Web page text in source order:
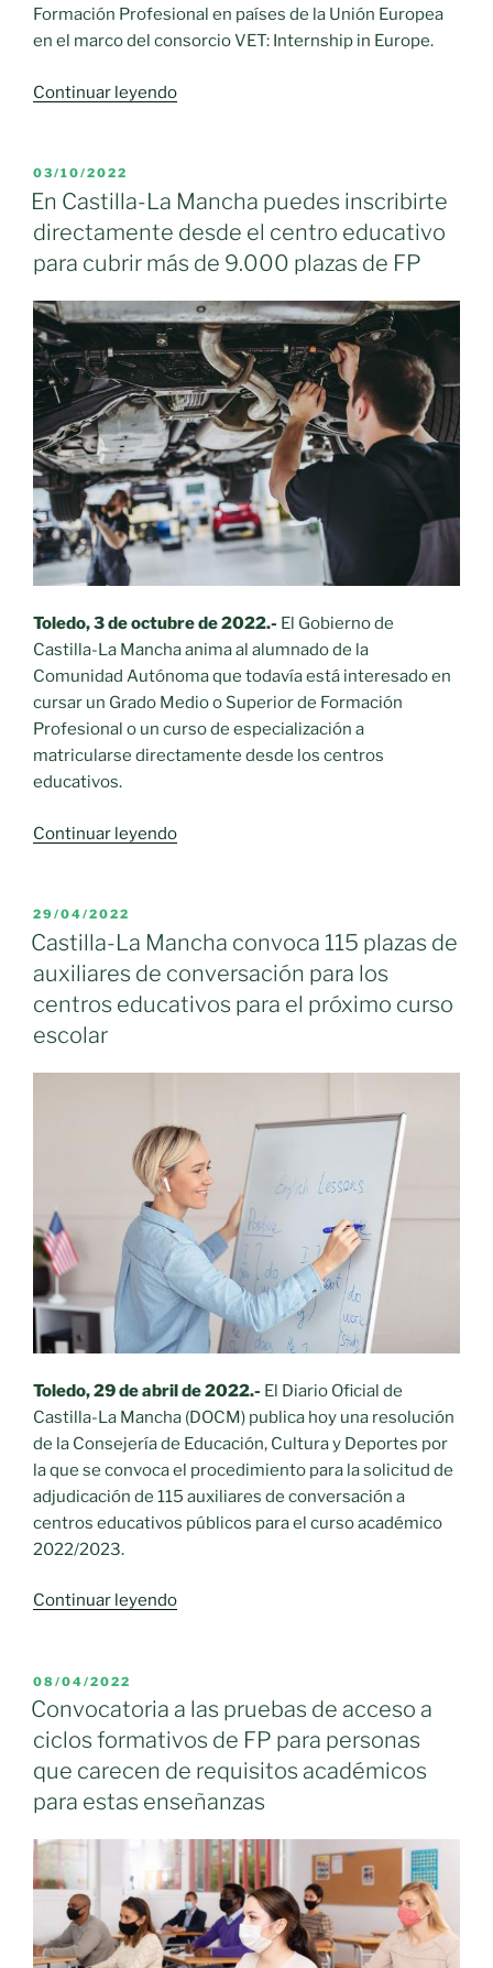
Formación Profesional en países de la Unión Europea
en el marco del consorcio VET: Internship in Europe.
Continuar leyendo«Alumnos
diez
centros
educativos
de
Castilla-
La
Mancha
realizarán
prácticas
de
FP
en
empresas
de
e
Italia»
PUBLICADO
EL
03/10/2022
En Castilla-La Mancha puedes inscribirte
directamente desde el centro educativo
para cubrir más de 9.000 plazas de FP
Toledo, 3de octubre de 2022.- El Gobierno de
Castilla-La Mancha anima al alumnado de la
Comunidad Autónoma que todavía está interesado en
cursar un Grado Medio o Superior de Formación
Profesional o un curso de especialización a
matricularse directamente desde los centros
educativos.
Continuar leyendo«En
puedes
inscribirte
directamente
desde
centro
para
cubrir
más
de
9.000
plazas
de
FP»
PUBLICADO
EL
29/04/2022
Castilla-La Mancha convoca 115 plazas de
auxiliares de conversación para los
centros educativos para el próximo curso
escolar
Toledo, 29 de abril de 2022.- El Diario Oficial de
Castilla-La Mancha (DOCM) publica hoy una resolución
de la Consejería de Educación, Cultura y Deportes por
la que se convoca el procedimiento para la solicitud de
adjudicación de 115 auxiliares de conversación a
centros educativos públicos para el curso académico
2022/2023.
Continuar leyendo«Castilla-
115
plazas
de
auxiliares
de
conversación
para
los
centros
educativos
PUBLICADO
EL
08/04/2022
Convocatoria a las pruebas de acceso a
ciclos formativos de FP para personas
que carecen de requisitos académicos
para estas enseñanzas